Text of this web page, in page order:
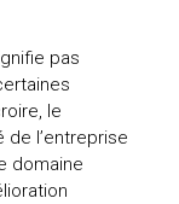
pas
le
de l’entreprise
domaine